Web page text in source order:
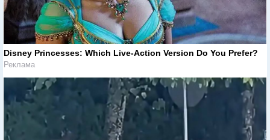
Disney Princesses: Which Live-Action Version Do You Prefer?
Реклама